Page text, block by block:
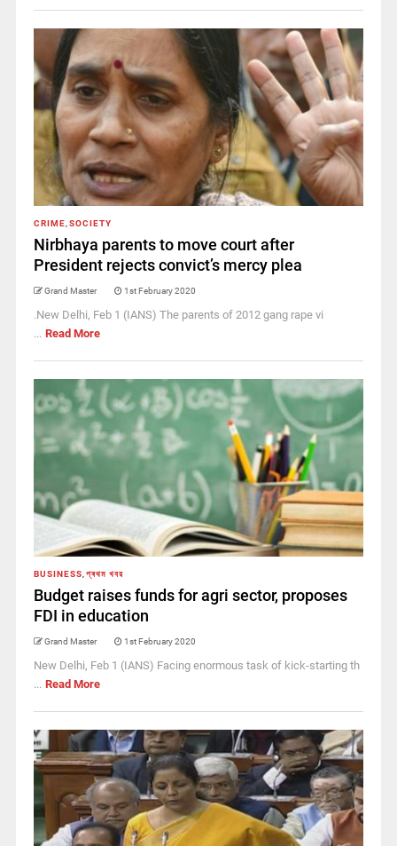
CRIME SOCIETY
Nirbhaya parents to move court after
President rejects convict’s mercy plea
Grand Master 1st February 2020
.New Delhi, Feb 1 (IANS) The parents of 2012 gang rape vi
... Read More
BUSINESS প্ৰথম খবর
Budget raises funds for agri sector, proposes
FDI in education
Grand Master 1st February 2020
New Delhi, Feb 1 (IANS) Facing enormous task of kick-starting th
... Read More